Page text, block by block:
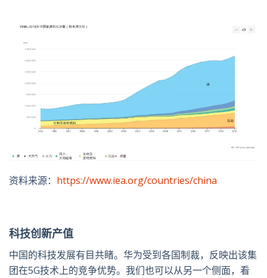
资料来源： https://www.iea.org/countries/china
科技创新产值
中国的科技发展有目共睹。华为受到各国制裁，反映出该集
团在5G技术上的竞争优势。我们也可以从另一个侧面，看